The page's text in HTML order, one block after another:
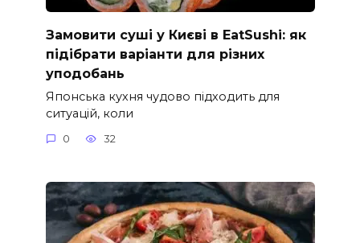
Замовити суші у Києві в EatSushi: як
підібрати варіанти для різних
уподобань
Японська кухня чудово підходить для
ситуацій, коли
0 32